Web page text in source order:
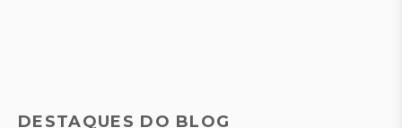
DESTAQUES DO BLOG